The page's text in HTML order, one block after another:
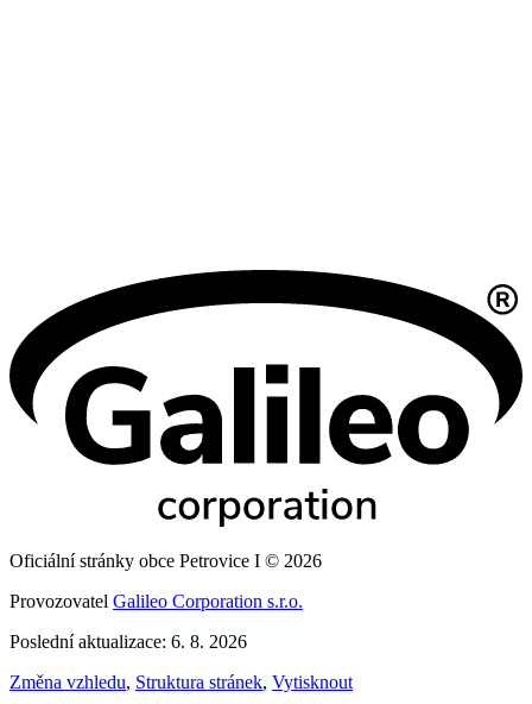
Oficiální stránky obce Petrovice I © 2026
Provozovatel Galileo Corporation s.r.o.
Poslední aktualizace: 6. 8. 2026
Změna vzhledu, Struktura stránek, Vytisknout